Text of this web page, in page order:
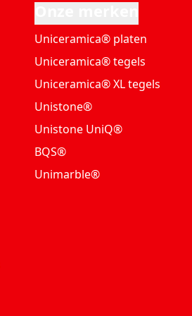
Uniceramica® platen
Uniceramica® tegels
Uniceramica® XL tegels
Unistone®
Unistone UniQ®
BQS®
Unimarble®